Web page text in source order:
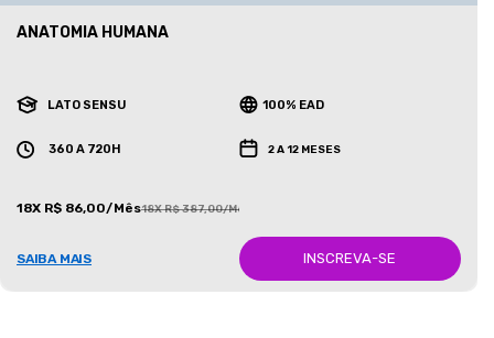
ANATOMIA HUMANA
LATO SENSU 100% EAD
360 A 720H 2 A 12 MESES
18X R$ 86,00/Mês18X R$ 387,00/Mês
SAIBA MAIS INSCREVA-SE